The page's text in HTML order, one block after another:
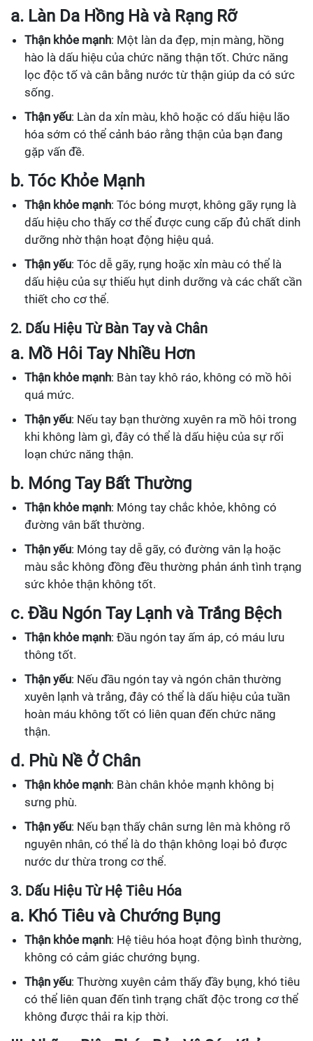
a. Làn Da Hồng Hà và Rạng Rỡ
Thận khỏe mạnh: Một làn da đẹp, mịn màng, hồng
hào là dấu hiệu của chức năng thận tốt. Chức năng
lọc độc tố và cân bằng nước từ thận giúp da có sức
sống.
Thận yếu: Làn da xỉn màu, khô hoặc có dấu hiệu lão
hóa sớm có thể cảnh báo rằng thận của bạn đang
gặp vấn đề.
b. Tóc Khỏe Mạnh
Thận khỏe mạnh: Tóc bóng mượt, không gãy rụng là
dấu hiệu cho thấy cơ thể được cung cấp đủ chất dinh
dưỡng nhờ thận hoạt động hiệu quả.
Thận yếu: Tóc dễ gãy, rụng hoặc xỉn màu có thể là
dấu hiệu của sự thiếu hụt dinh dưỡng và các chất cần
thiết cho cơ thể.
2. Dấu Hiệu Từ Bàn Tay và Chân
a. Mồ Hôi Tay Nhiều Hơn
Thận khỏe mạnh: Bàn tay khô ráo, không có mồ hôi
quá mức.
Thận yếu: Nếu tay bạn thường xuyên ra mồ hôi trong
khi không làm gì, đây có thể là dấu hiệu của sự rối
loạn chức năng thận.
b. Móng Tay Bất Thường
Thận khỏe mạnh: Móng tay chắc khỏe, không có
đường vân bất thường.
Thận yếu: Móng tay dễ gãy, có đường vân lạ hoặc
màu sắc không đồng đều thường phản ánh tình trạng
sức khỏe thận không tốt.
c. Đầu Ngón Tay Lạnh và Trắng Bệch
Thận khỏe mạnh: Đầu ngón tay ấm áp, có máu lưu
thông tốt.
Thận yếu: Nếu đầu ngón tay và ngón chân thường
xuyên lạnh và trắng, đây có thể là dấu hiệu của tuần
hoàn máu không tốt có liên quan đến chức năng
thận.
d. Phù Nề Ở Chân
Thận khỏe mạnh: Bàn chân khỏe mạnh không bị
sưng phù.
Thận yếu: Nếu bạn thấy chân sưng lên mà không rõ
nguyên nhân, có thể là do thận không loại bỏ được
nước dư thừa trong cơ thể.
3. Dấu Hiệu Từ Hệ Tiêu Hóa
a. Khó Tiêu và Chướng Bụng
Thận khỏe mạnh: Hệ tiêu hóa hoạt động bình thường,
không có cảm giác chướng bụng.
Thận yếu: Thường xuyên cảm thấy đầy bụng, khó tiêu
có thể liên quan đến tình trạng chất độc trong cơ thể
không được thải ra kịp thời.